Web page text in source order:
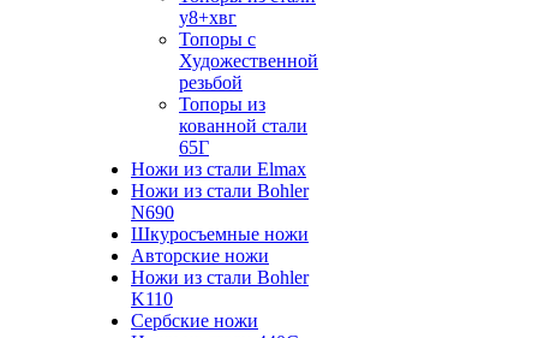
у8+хвг
Топоры с
Художественной
резьбой
Топоры из
кованной стали
65Г
Ножи из стали Elmax
Ножи из стали Bohler
N690
Шкуросъемные ножи
Авторские ножи
Ножи из стали Bohler
K110
Сербские ножи